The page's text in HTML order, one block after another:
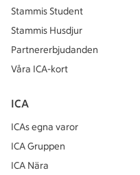
Stammis Student
Stammis Husdjur
Partnererbjudanden
Våra ICA-kort
ICA
ICAs egna varor
ICA Gruppen
ICA Nära